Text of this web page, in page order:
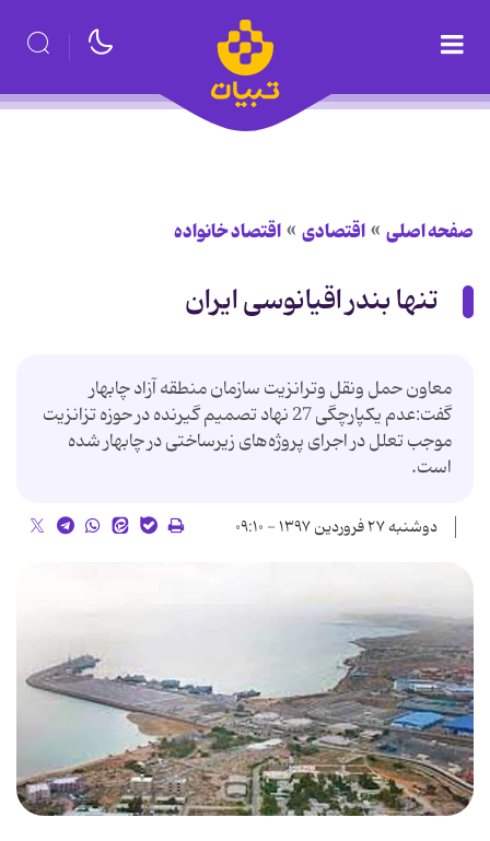
صفحه اصلی اقتصادی اقتصاد خانواده
تنها بندر اقیانوسی ایران
‌معاون حمل ونقل وترانزیت سازمان منطقه آزاد چابهار
گفت:عدم یکپارچگی 27 نهاد تصمیم گیرنده در حوزه تزانزیت
موجب تعلل در اجرای پروژه‌های زیرساختی در چابهار شده
است.
دوشنبه ۲۷ فروردین ۱۳۹۷ - ۰۹:۱۰